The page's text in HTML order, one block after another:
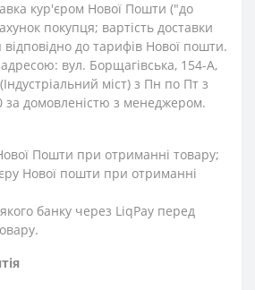
кур'єром Нової Пошти ("до
покупця; вартість доставки
відповідно до тарифів Нової пошти.
вул. Борщагівська, 154-А,
міст) з Пн по Пт з
за домовленістю з менеджером.
Пошти при отриманні товару;
Нової пошти при отриманні
банку через LiqPay перед